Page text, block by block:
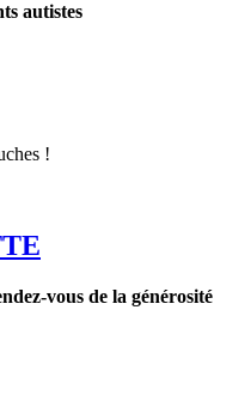
autistes
!
vous de la générosité